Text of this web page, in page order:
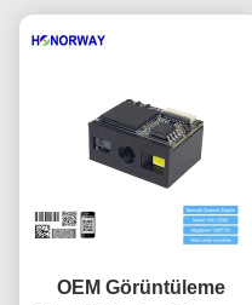
OEM Görüntüleme